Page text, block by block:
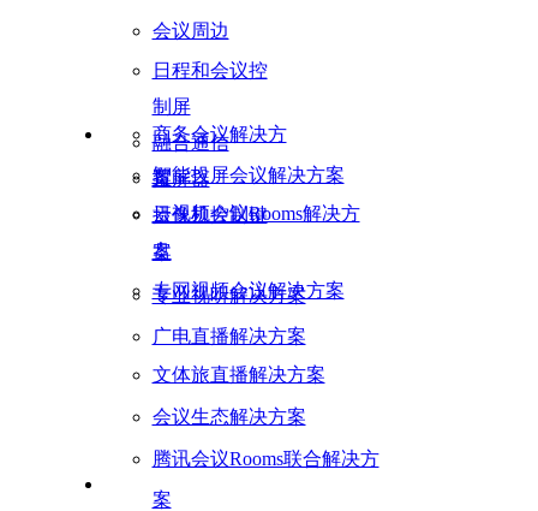
会议周边
日程和会议控
制屏
融合通信
投屏器
摄像机控制键
盘
商务会议解决方
案
智能投屏会议解决方案
云视频会议Rooms解决方
案
专网视频会议解决方案
专业视听解决方案
广电直播解决方案
文体旅直播解决方案
会议生态解决方案
腾讯会议Rooms联合解决方
案